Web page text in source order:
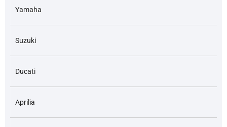
Yamaha
Suzuki
Ducati
Aprilia